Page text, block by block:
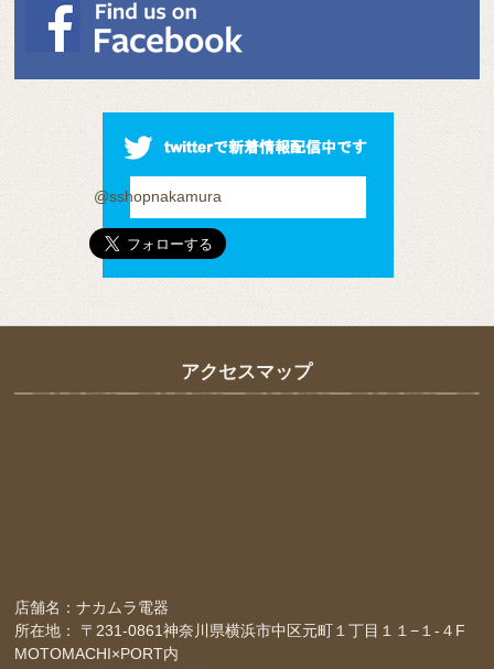
@sshopnakamura
アクセスマップ
店舗名：ナカムラ電器
所在地： 〒231-0861神奈川県横浜市中区元町１丁目１１−１-４F
MOTOMACHI×PORT内